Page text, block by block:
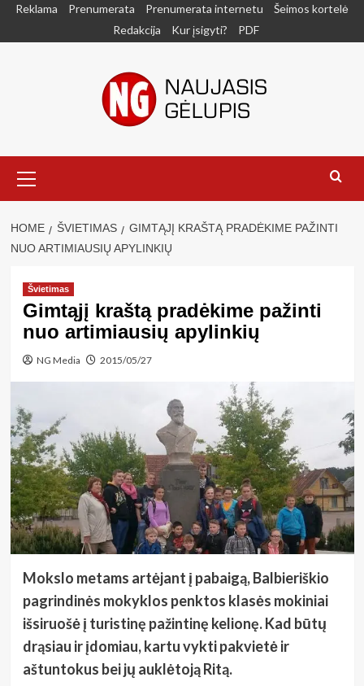
SkipReklama Prenumerata Prenumerata internetu
Šeimos kortelė
Redakcija
Kur įsigyti? PDF
Menu
HOME ŠVIETIMAS
GIMTĄJĮ KRAŠTĄ PRADĖKIME PAŽINTI
NUO ARTIMIAUSIŲ APYLINKIŲ
Švietimas
Gimtąjį kraštą pradėkime pažinti
nuo artimiausių apylinkių
NG Media 2015/05/27
Mokslo metams artėjant į pabaigą, Balbieriškio
pagrindinės mokyklos penktos klasės mokiniai
išsiruošė į turistinę pažintinę kelionę. Kad būtų
drąsiau ir įdomiau, kartu vykti pakvietė ir
aštuntokus bei jų auklėtoją Ritą.